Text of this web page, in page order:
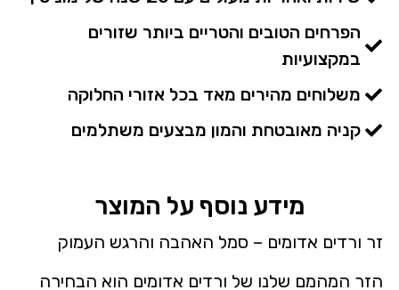
הפרחים הטובים והטריים ביותר שזורים
במקצועיות
משלוחים מהירים מאד בכל אזורי החלוקה
קניה מאובטחת והמון מבצעים משתלמים
מידע נוסף על המוצר
זר ורדים אדומים – סמל האהבה והרגש העמוק
הזר המהמם שלנו של ורדים אדומים הוא הבחירה